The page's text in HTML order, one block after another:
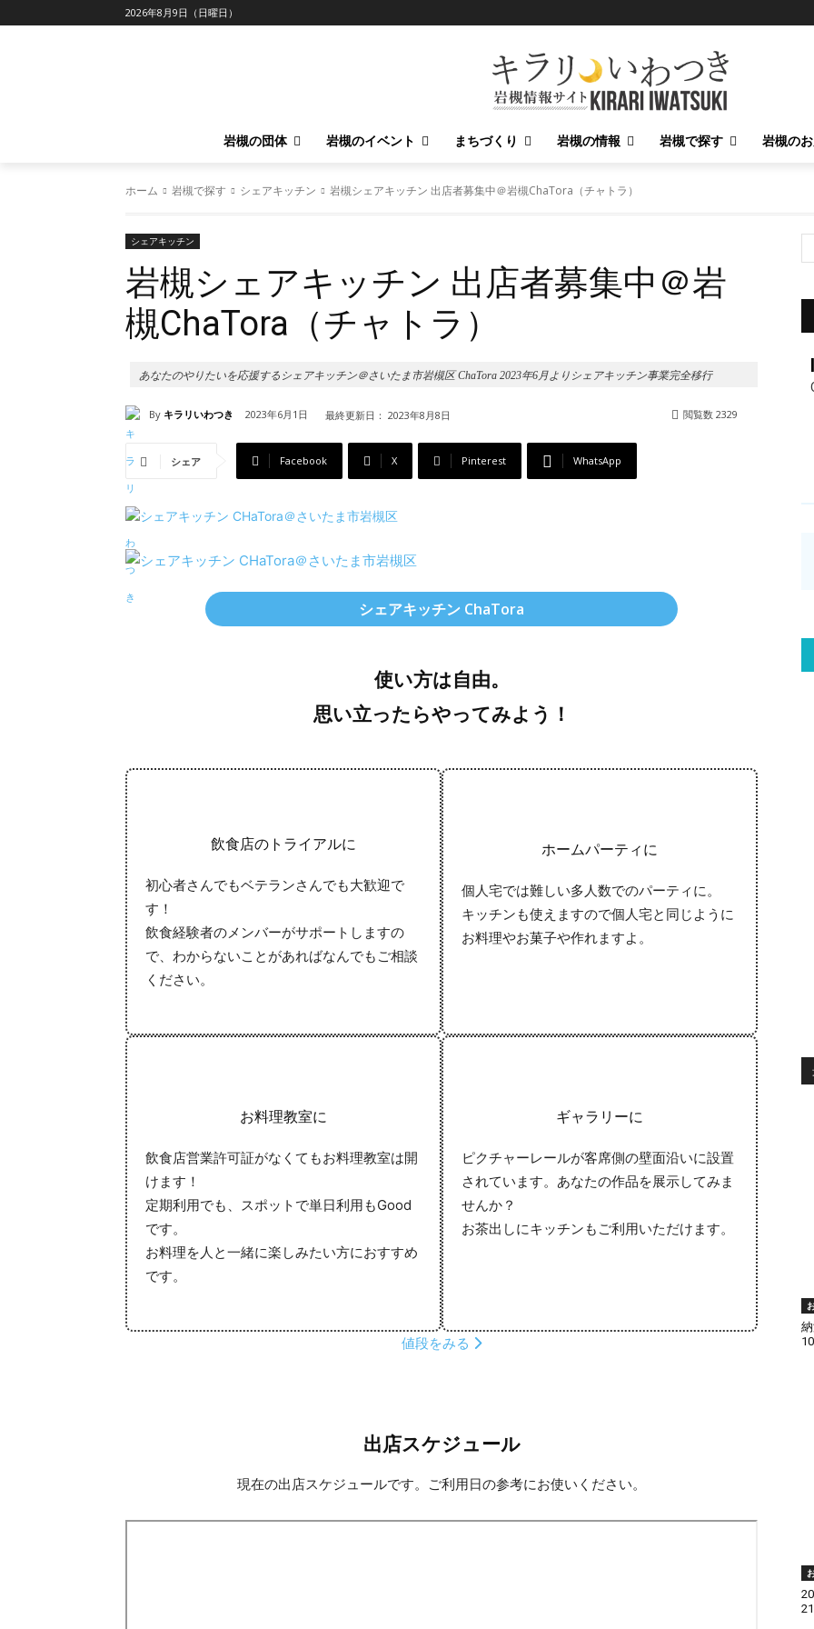
2026年8月9日（日曜日）
岩槻の団体 岩槻のイベント まちづくり 岩槻の情報 岩槻で探す 岩槻の
ホーム 岩槻で探す シェアキッチン 岩槻シェアキッチン 出店者募集中＠岩槻ChaTora（チャトラ）
シェアキッチン
岩槻シェアキッチン 出店者募集中＠岩
槻ChaTora（チャトラ）
あなたのやりたいを応援するシェアキッチン＠さいたま市岩槻区 ChaTora 2023年6月よりシェアキッチン事業完全移行
By キラリいわつき 2023年6月1日 最終更新日： 2023年8月8日 閲覧数 2329
シェア Facebook X Pinterest WhatsApp
シェアキッチン ChaTora
使い方は自由。
思い立ったらやってみよう！
飲食店のトライアルに
初心者さんでもベテランさんでも大歓迎で
す！
飲食経験者のメンバーがサポートしますの
で、わからないことがあればなんでもご相談
ください。
ホームパーティに
個人宅では難しい多人数でのパーティに。
キッチンも使えますので個人宅と同じように
お料理やお菓子や作れますよ。
お料理教室に
飲食店営業許可証がなくてもお料理教室は開
けます！
定期利用でも、スポットで単日利用もGood
です。
お料理を人と一緒に楽しみたい方におすすめ
です。
ギャラリーに
ピクチャーレールが客席側の壁面沿いに設置
されています。あなたの作品を展示してみま
せんか？
お茶出しにキッチンもご利用いただけます。
値段をみる
出店スケジュール
現在の出店スケジュールです。ご利用日の参考にお使いください。